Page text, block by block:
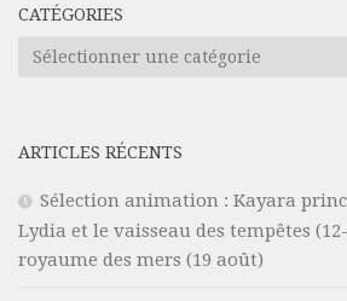
CATÉGORIES
Catégories
ARTICLES RÉCENTS
Sélection animation : Kayara
Lydia et le vaisseau des tempêtes
royaume des mers (19 août)